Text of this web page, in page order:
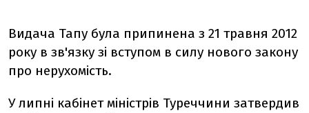
Видача Тапу була припинена з 21 травня 2012
року в зв'язку зі вступом в силу нового закону
про нерухомість.
У липні кабінет міністрів Туреччини затвердив